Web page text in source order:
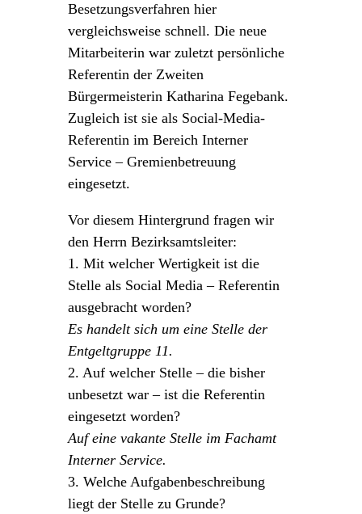
Besetzungsverfahren hier
vergleichsweise schnell. Die neue
Mitarbeiterin war zuletzt persönliche
Referentin der Zweiten
Bürgermeisterin Katharina Fegebank.
Zugleich ist sie als Social-Media-
Referentin im Bereich Interner
Service – Gremienbetreuung
eingesetzt.
Vor diesem Hintergrund fragen wir
den Herrn Bezirksamtsleiter:
1. Mit welcher Wertigkeit ist die
Stelle als Social Media – Referentin
ausgebracht worden?
Es handelt sich um eine Stelle der
Entgeltgruppe 11.
2. Auf welcher Stelle – die bisher
unbesetzt war – ist die Referentin
eingesetzt worden?
Auf eine vakante Stelle im Fachamt
Interner Service.
3. Welche Aufgabenbeschreibung
liegt der Stelle zu Grunde?